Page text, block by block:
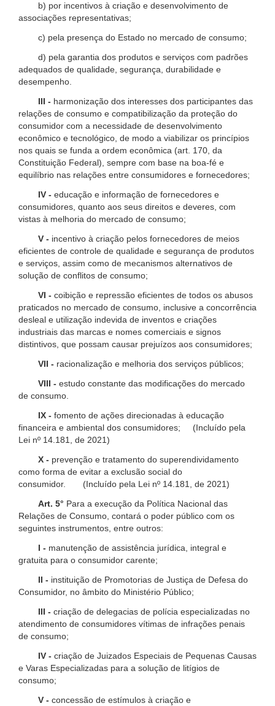
b) por incentivos à criação e desenvolvimento de
associações representativas;
c) pela presença do Estado no mercado de consumo;
d) pela garantia dos produtos e serviços com padrões
adequados de qualidade, segurança, durabilidade e
desempenho.
III - harmonização dos interesses dos participantes das
relações de consumo e compatibilização da proteção do
consumidor com a necessidade de desenvolvimento
econômico e tecnológico, de modo a viabilizar os princípios
nos quais se funda a ordem econômica (art. 170, da
Constituição Federal), sempre com base na boa-fé e
equilíbrio nas relações entre consumidores e fornecedores;
IV - educação e informação de fornecedores e
consumidores, quanto aos seus direitos e deveres, com
vistas à melhoria do mercado de consumo;
V - incentivo à criação pelos fornecedores de meios
eficientes de controle de qualidade e segurança de produtos
e serviços, assim como de mecanismos alternativos de
solução de conflitos de consumo;
VI - coibição e repressão eficientes de todos os abusos
praticados no mercado de consumo, inclusive a concorrência
desleal e utilização indevida de inventos e criações
industriais das marcas e nomes comerciais e signos
distintivos, que possam causar prejuízos aos consumidores;
VII - racionalização e melhoria dos serviços públicos;
VIII - estudo constante das modificações do mercado
de consumo.
IX - fomento de ações direcionadas à educação
financeira e ambiental dos consumidores; (Incluído pela
Lei nº 14.181, de 2021)
X - prevenção e tratamento do superendividamento
como forma de evitar a exclusão social do
consumidor. (Incluído pela Lei nº 14.181, de 2021)
Art. 5° Para a execução da Política Nacional das
Relações de Consumo, contará o poder público com os
seguintes instrumentos, entre outros:
I - manutenção de assistência jurídica, integral e
gratuita para o consumidor carente;
II - instituição de Promotorias de Justiça de Defesa do
Consumidor, no âmbito do Ministério Público;
III - criação de delegacias de polícia especializadas no
atendimento de consumidores vítimas de infrações penais
de consumo;
IV - criação de Juizados Especiais de Pequenas Causas
e Varas Especializadas para a solução de litígios de
consumo;
V - concessão de estímulos à criação e